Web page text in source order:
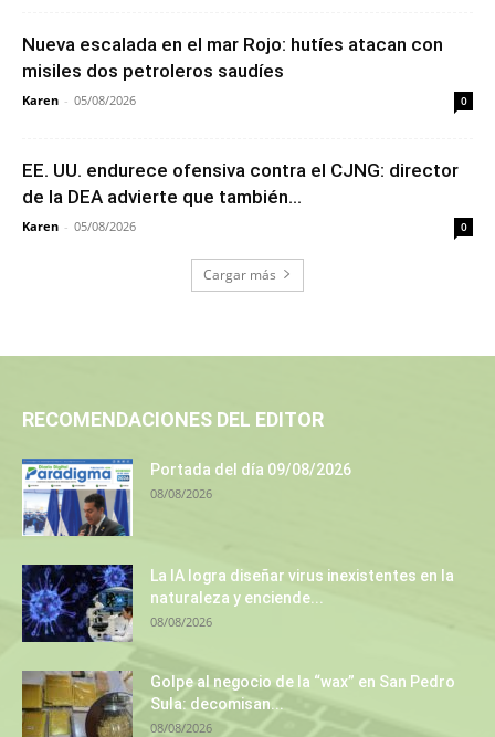
Nueva escalada en el mar Rojo: hutíes atacan con
misiles dos petroleros saudíes
Karen - 05/08/2026 0
EE. UU. endurece ofensiva contra el CJNG: director
de la DEA advierte que también...
Karen - 05/08/2026 0
Cargar más
RECOMENDACIONES DEL EDITOR
Portada del día 09/08/2026
08/08/2026
La IA logra diseñar virus inexistentes en la
naturaleza y enciende...
08/08/2026
Golpe al negocio de la “wax” en San Pedro
Sula: decomisan...
08/08/2026